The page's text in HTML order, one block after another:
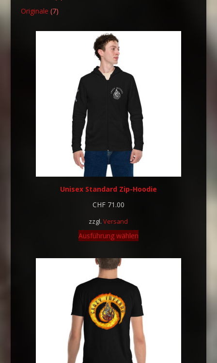
Originale 77
Unisex Standard Zip-Hoodie
CHF71.00
zzgl.Versand
Ausführung wählen